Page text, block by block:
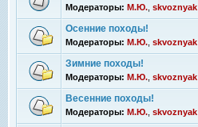
Модераторы: М.Ю. skvoznyak
Осенние походы!
Модераторы: М.Ю. skvoznyak
Зимние походы!
Модераторы: М.Ю. skvoznyak
Весенние походы!
Модераторы: М.Ю. skvoznyak